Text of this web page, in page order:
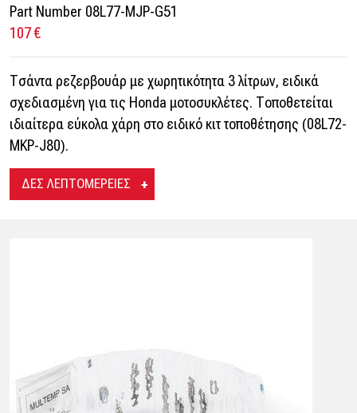
Part Number 08L77-MJP-G51
107 €
Τσάντα ρεζερβουάρ με χωρητικότητα 3 λίτρων, ειδικά
σχεδιασμένη για τις Honda μοτοσυκλέτες. Τοποθετείται
ιδιαίτερα εύκολα χάρη στο ειδικό κιτ τοποθέτησης (08L72-
MKP-J80).
ΔΕΣ ΛΕΠΤΟΜΕΡΕΙΕΣ